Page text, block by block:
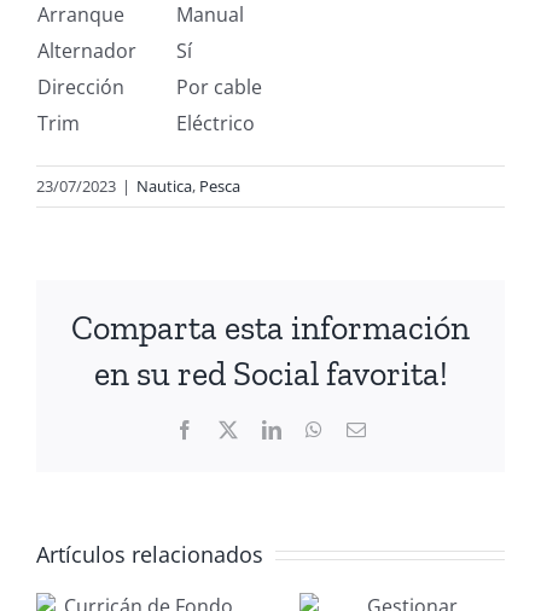
Arranque
Manual
Alternador
Sí
Dirección
Por cable
Trim
Eléctrico
23/07/2023 | Nautica, Pesca
Comparta esta información
en su red Social favorita!
Facebook LinkedInWhatsApp
Correo
Artículos relacionados
Gestionar